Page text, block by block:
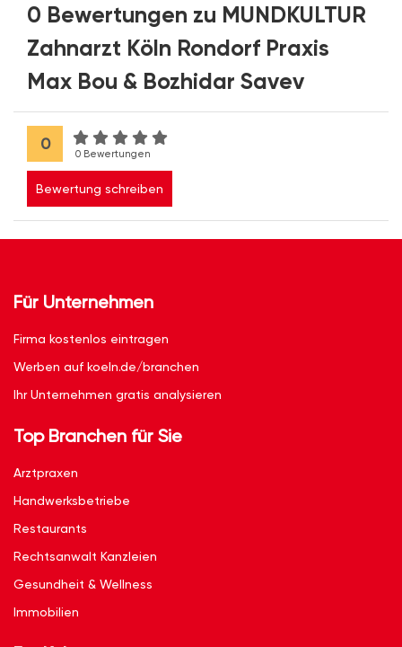
0 Bewertungen zu MUNDKULTUR
Zahnarzt Köln Rondorf Praxis
Max Bou & Bozhidar Savev
0
0 Bewertungen
Bewertung schreiben
Für Unternehmen
Firma kostenlos eintragen
Werben auf koeln.de/branchen
Ihr Unternehmen gratis analysieren
Top Branchen für Sie
Arztpraxen
Handwerksbetriebe
Restaurants
Rechtsanwalt Kanzleien
Gesundheit & Wellness
Immobilien